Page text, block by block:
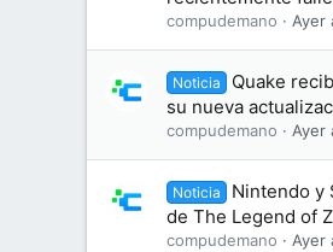
compudemano Ayer
Noticia
Quake
su nueva
compudemano Ayer
Noticia
Nintendo y
de The Legend of
compudemano Ayer